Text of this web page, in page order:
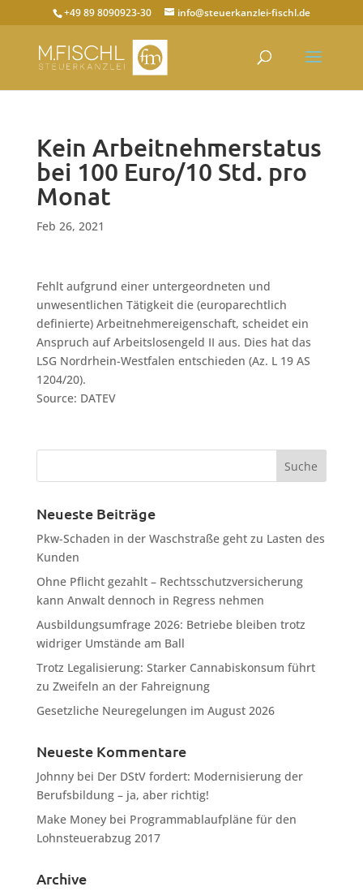
+49 89 8090923-30 info@steuerkanzlei-fischl.de
Kein Arbeitnehmerstatus
bei 100 Euro/10 Std. pro
Monat
Feb 26, 2021
Fehlt aufgrund einer untergeordneten und
unwesentlichen Tätigkeit die (europarechtlich
definierte) Arbeitnehmereigenschaft, scheidet ein
Anspruch auf Arbeitslosengeld II aus. Dies hat das
LSG Nordrhein-Westfalen entschieden (Az. L 19 AS
1204/20).
Source: DATEV
Neueste Beiträge
Pkw-Schaden in der Waschstraße geht zu Lasten des
Kunden
Ohne Pflicht gezahlt – Rechtsschutzversicherung
kann Anwalt dennoch in Regress nehmen
Ausbildungsumfrage 2026: Betriebe bleiben trotz
widriger Umstände am Ball
Trotz Legalisierung: Starker Cannabiskonsum führt
zu Zweifeln an der Fahreignung
Gesetzliche Neuregelungen im August 2026
Neueste Kommentare
Johnnybei Der DStV fordert: Modernisierung der
Berufsbildung – ja, aber richtig!
Make Moneybei Programmablaufpläne für den
Lohnsteuerabzug 2017
Archive